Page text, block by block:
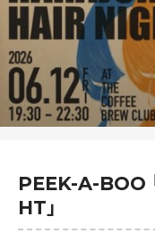
PEEK-A-BOO
HT」